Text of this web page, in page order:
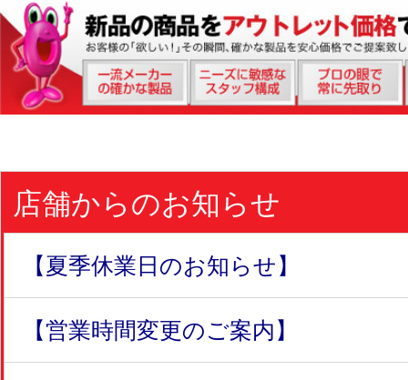
店舗からのお知らせ
【夏季休業日のお知らせ】
【営業時間変更のご案内】